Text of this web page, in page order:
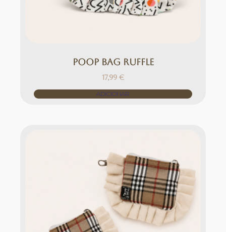
Poop bag Ruffle
17,99 €
ADICIONAR